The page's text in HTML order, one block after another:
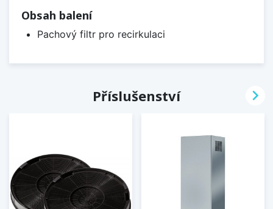
Obsah balení
Pachový filtr pro recirkulaci
Příslušenství 